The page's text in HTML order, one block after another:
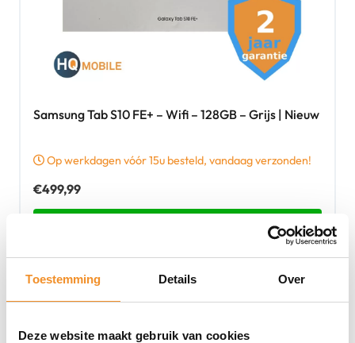
Toestemming Details Over
Deze website maakt gebruik van cookies
Samsung Tab S10 FE+ – Wifi – 128GB – Grijs | Nieuw
Op werkdagen vóór 15u besteld, vandaag verzonden!
€499,99
Toevoegen aan winkelwagen
Nieuw